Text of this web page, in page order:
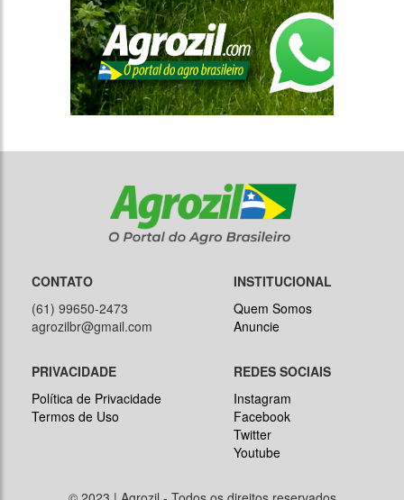
CONTATO
(61) 99650-2473
agrozilbr@gmail.com
INSTITUCIONAL
Quem Somos
Anuncie
PRIVACIDADE
Política de Privacidade
Termos de Uso
REDES SOCIAIS
Instagram
Facebook
Twitter
Youtube